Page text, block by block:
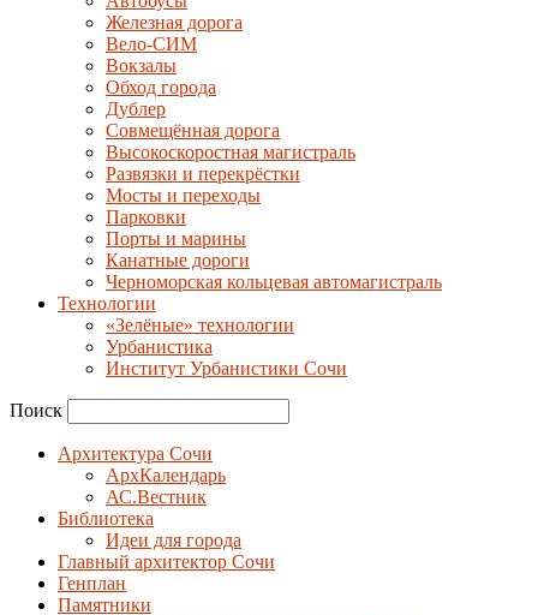
Железная дорога
Вело-СИМ
Вокзалы
Обход города
Дублер
Совмещённая дорога
Высокоскоростная магистраль
Развязки и перекрёстки
Мосты и переходы
Парковки
Порты и марины
Канатные дороги
Черноморская кольцевая автомагистраль
Технологии
«Зелёные» технологии
Урбанистика
Институт Урбанистики Сочи
Поиск
Архитектура Сочи
АрхКалендарь
АС.Вестник
Библиотека
Идеи для города
Главный архитектор Сочи
Генплан
Памятники